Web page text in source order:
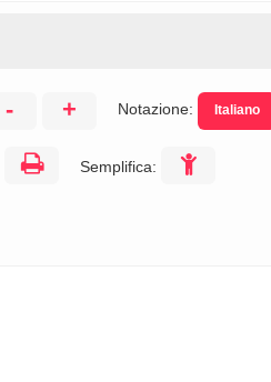
- + Notazione: Italiano
Semplifica: